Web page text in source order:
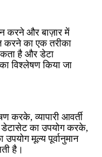
करने और बाज़ार में
करने का एक तरीका
है और डेटा
विश्लेषण किया जा
करके, व्यापारी आवर्ती
डेटासेट का उपयोग करके,
मूल्य पूर्वानुमान
है।